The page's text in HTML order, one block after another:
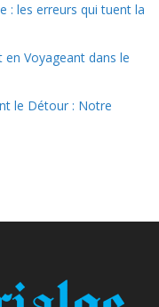
: les erreurs qui tuent la
en Voyageant dans le
le Détour : Notre